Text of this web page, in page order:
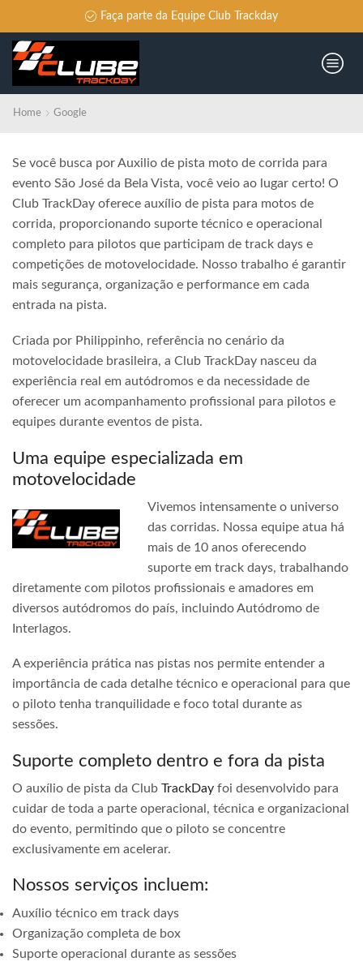
Faça parte da Equipe Club Trackday
Home Google
Se você busca por Auxilio de pista moto de corrida para
evento São José da Bela Vista, você veio ao lugar certo! O
Club TrackDay oferece auxílio de pista para motos de
corrida, proporcionando suporte técnico e operacional
completo para pilotos que participam de track days e
competições de motovelocidade. Nosso trabalho é garantir
mais segurança, organização e performance em cada
entrada na pista.
Criada por Philippinho, referência no cenário da
motovelocidade brasileira, a Club TrackDay nasceu da
experiência real em autódromos e da necessidade de
oferecer um acompanhamento profissional para pilotos e
equipes durante eventos de pista.
Uma equipe especializada em
motovelocidade
Vivemos intensamente o universo
das corridas. Nossa equipe atua há
mais de 10 anos oferecendo
suporte em track days, trabalhando
diretamente com pilotos profissionais e amadores em
diversos autódromos do país, incluindo Autódromo de
Interlagos.
A experiência prática nas pistas nos permite entender a
importância de cada detalhe técnico e operacional para que
o piloto tenha tranquilidade e foco total durante as
sessões.
Suporte completo dentro e fora da pista
O auxílio de pista da Club TrackDay foi desenvolvido para
cuidar de toda a parte operacional, técnica e organizacional
do evento, permitindo que o piloto se concentre
exclusivamente em acelerar.
Nossos serviços incluem:
Auxílio técnico em track days
Organização completa de box
Suporte operacional durante as sessões